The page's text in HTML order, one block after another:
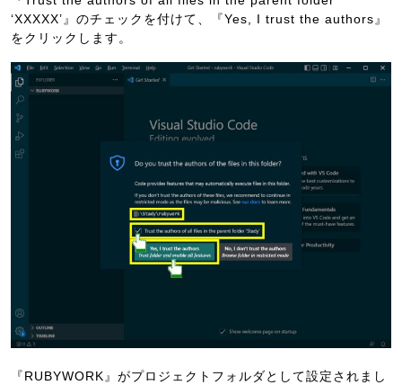
‘XXXXX’』のチェックを付けて、『Yes, I trust the authors』
をクリックします。
『RUBYWORK』がプロジェクトフォルダとして設定されまし